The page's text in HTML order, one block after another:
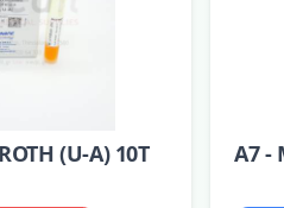
(U-A) 10T A7 -